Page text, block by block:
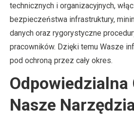
technicznych i organizacyjnych,
bezpieczeństwa infrastruktury,
danych oraz rygorystyczne
pracowników. Dzięki temu Wasze
pod ochroną przez cały okres.
Odpowiedzialna
Nasze